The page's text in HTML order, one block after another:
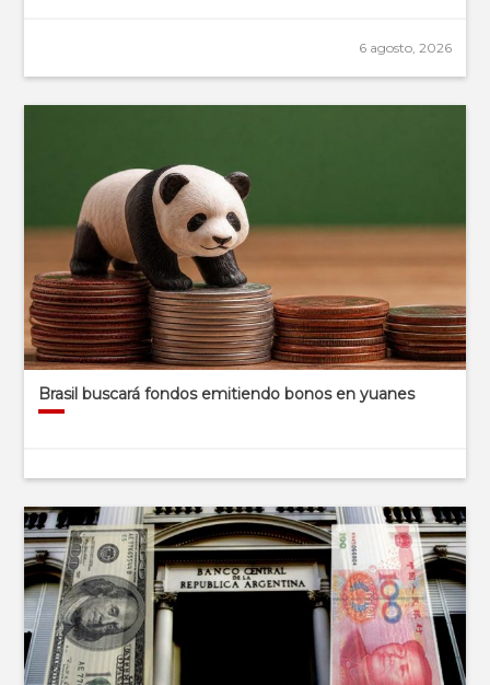
6 agosto, 2026
Brasil buscará fondos emitiendo bonos en yuanes